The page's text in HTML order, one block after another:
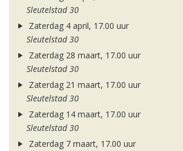
Sleutelstad 30
Zaterdag 4 april, 17.00 uur
Sleutelstad 30
Zaterdag 28 maart, 17.00 uur
Sleutelstad 30
Zaterdag 21 maart, 17.00 uur
Sleutelstad 30
Zaterdag 14 maart, 17.00 uur
Sleutelstad 30
Zaterdag 7 maart, 17.00 uur